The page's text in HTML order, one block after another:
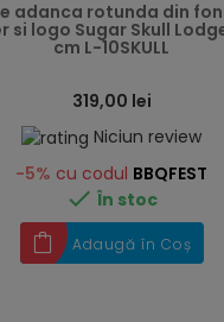
adanca rotunda din
si logo Sugar Skull
cm L-10SKULL
319,00 lei
Niciun review
-5% cu codul BBQFEST
 În stoc
Adaugă în Coș